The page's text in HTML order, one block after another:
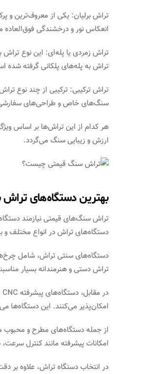
انعکاس نور و درخشندگی
تراش زمردی یا پله‌ای: این نوع
تراش به پله‌های پلکانی گرفته
تراش ترکیبی: ترکیبی از چند نوع
سنگ‌های خاص و طراحی‌های سفارشی
هر کدام از این تراش‌ها بر اساس
ارزش و زیبایی سنگ می‌گردد.
بهترین دستگاه‌های
تراش سنگ‌های قیمتی نیازمند
دستگاه‌های تراش در انواع مختلف و
دستگاه‌های سنتی تراش، شامل
تراش دستی و هنرمندانه بسیار
امکان‌پذیر می‌کنند. این دستگاه‌ها
امکانات پیشرفته مانند کنترل
در انتخاب دستگاه تراش، علاوه بر